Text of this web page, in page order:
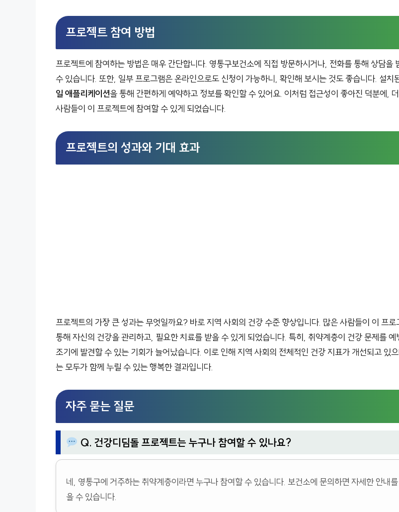
프로젝트 참여 방법
프로젝트에 참여하는 방법은 매우 간단합니다. 영통구보건소에 직접 방문하시거나, 전화를 통해 상담을
수 있습니다. 또한, 일부 프로그램은 온라인으로도 신청이 가능하니, 확인해 보시는 것도 좋습니다. 설치
일 애플리케이션을 통해 간편하게 예약하고 정보를 확인할 수 있어요. 이처럼 접근성이 좋아진 덕분에,
사람들이 이 프로젝트에 참여할 수 있게 되었습니다.
프로젝트의 성과와 기대 효과
프로젝트의 가장 큰 성과는 무엇일까요? 바로 지역 사회의 건강 수준 향상입니다. 많은 사람들이 이 프로
통해 자신의 건강을 관리하고, 필요한 치료를 받을 수 있게 되었습니다. 특히, 취약계층이 건강 문제를 예
조기에 발견할 수 있는 기회가 늘어났습니다. 이로 인해 지역 사회의 전체적인 건강 지표가 개선되고 있
는 모두가 함께 누릴 수 있는 행복한 결과입니다.
자주 묻는 질문
Q. 건강디딤돌 프로젝트는 누구나 참여할 수 있나요?
네, 영통구에 거주하는 취약계층이라면 누구나 참여할 수 있습니다. 보건소에 문의하면 자세한 안내
을 수 있습니다.